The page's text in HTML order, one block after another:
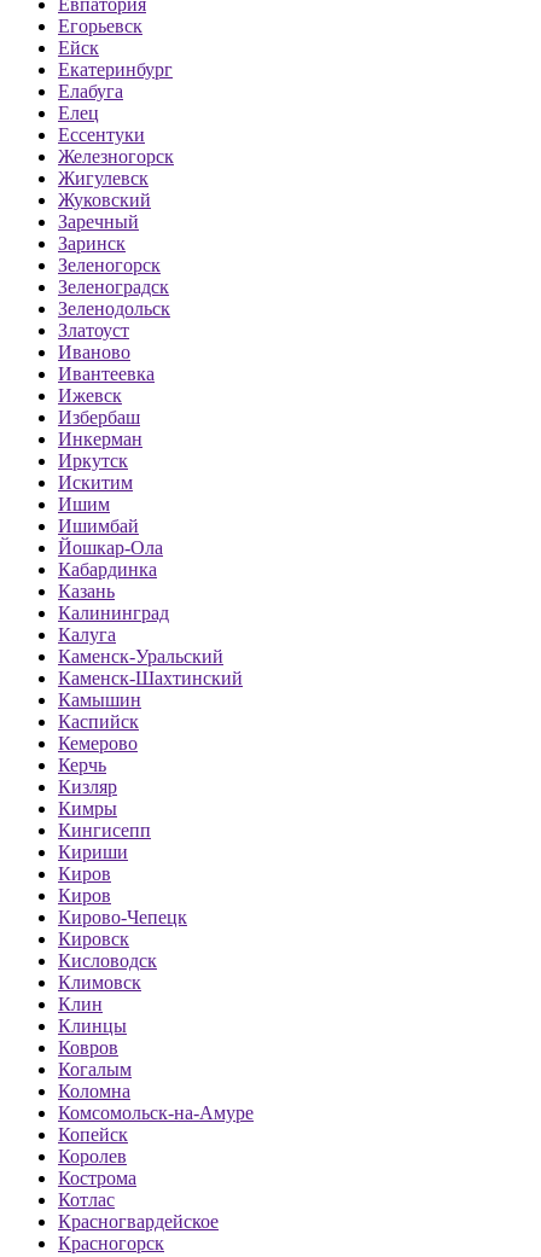
Егорьевск
Ейск
Екатеринбург
Елабуга
Елец
Ессентуки
Железногорск
Жигулевск
Жуковский
Заречный
Заринск
Зеленогорск
Зеленоградск
Зеленодольск
Златоуст
Иваново
Ивантеевка
Ижевск
Избербаш
Инкерман
Иркутск
Искитим
Ишим
Ишимбай
Йошкар-Ола
Кабардинка
Казань
Калининград
Калуга
Каменск-Уральский
Каменск-Шахтинский
Камышин
Каспийск
Кемерово
Керчь
Кизляр
Кимры
Кингисепп
Кириши
Киров
Киров
Кирово-Чепецк
Кировск
Кисловодск
Климовск
Клин
Клинцы
Ковров
Когалым
Коломна
Комсомольск-на-Амуре
Копейск
Королев
Кострома
Котлас
Красногвардейское
Красногорск